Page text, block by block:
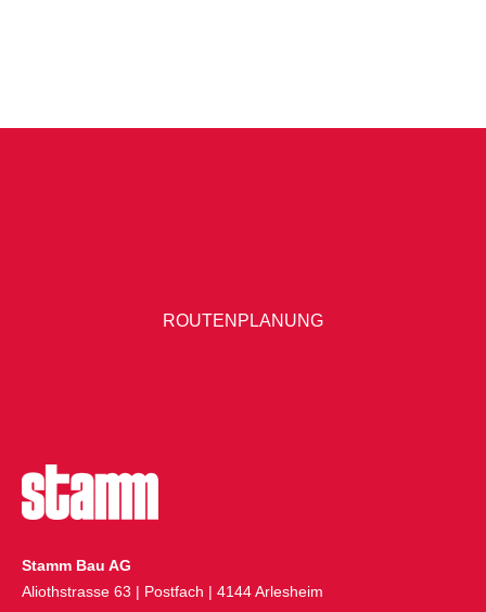
Stamm Bau AG
Aliothstrasse 63 | Postfach | 4144 Arlesheim
ROUTENPLANUNG